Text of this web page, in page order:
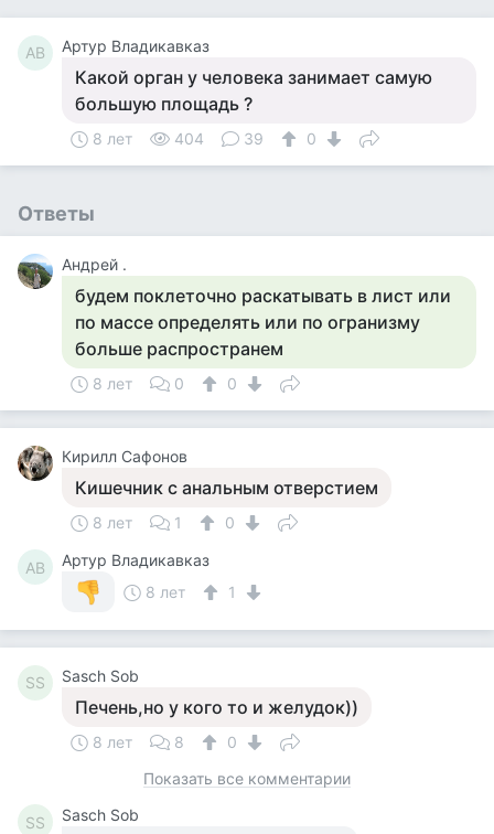
АВ Артур Владикавказ
Какой орган у человека занимает самую
большую площадь ?
8 лет 404 39 0
Ответы
Андрей .
будем поклеточно раскатывать в лист или
по массе определять или по огранизму
больше распространем
8 лет 0 0
Кирилл Сафонов
Кишечник с анальным отверстием
8 лет 1 0
АВ
Артур Владикавказ
8 лет
1
SS Sasch Sob
Печень,но у кого то и желудок))
8 лет 8
0
Показать все комментарии
SS Sasch Sob